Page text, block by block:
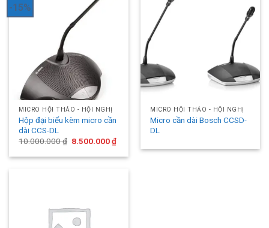
-15%
MICRO HỘI THẢO - HỘI NGHỊ
Hộp đại biểu kèm micro cần
dài CCS-DL
10.000.000₫ Original
was:
8.500.000₫Current
is:
MICRO HỘI THẢO - HỘI NGHỊ
Micro cần dài Bosch CCSD-
DL